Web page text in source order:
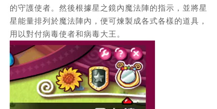
的守護使者。然後根據星之鏡內魔法陣的指示，並將星
星能量排列於魔法陣內，便可煉製成各式各樣的道具，
用以對付病毒使者和病毒大王。